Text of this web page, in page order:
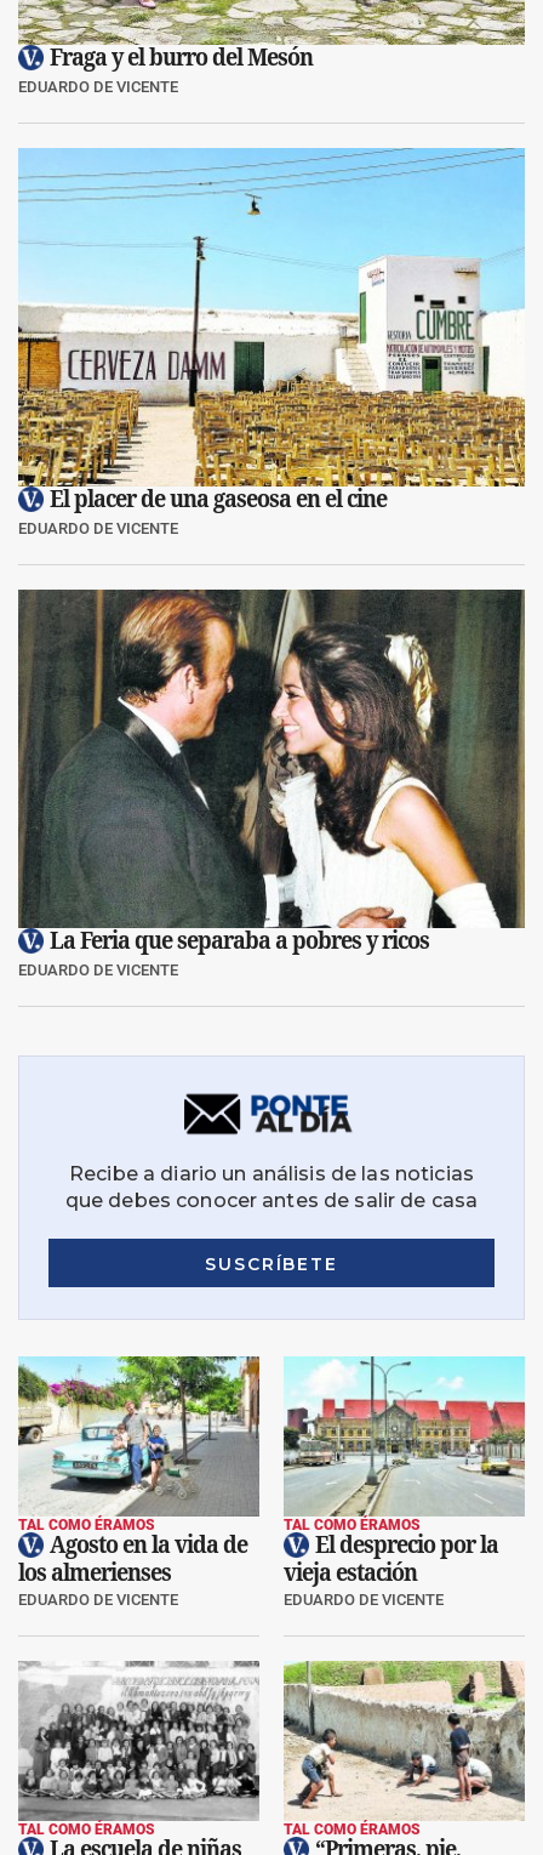
Fraga y el burro del Mesón
EDUARDO DE VICENTE
El placer de una gaseosa en el cine
EDUARDO DE VICENTE
La Feria que separaba a pobres y ricos
EDUARDO DE VICENTE
TAL COMO ÉRAMOS
Agosto en la vida de
los almerienses
EDUARDO DE VICENTE
TAL COMO ÉRAMOS
El desprecio por la
vieja estación
EDUARDO DE VICENTE
TAL COMO ÉRAMOS
La escuela de niñas
TAL COMO ÉRAMOS
“Primeras, pie,